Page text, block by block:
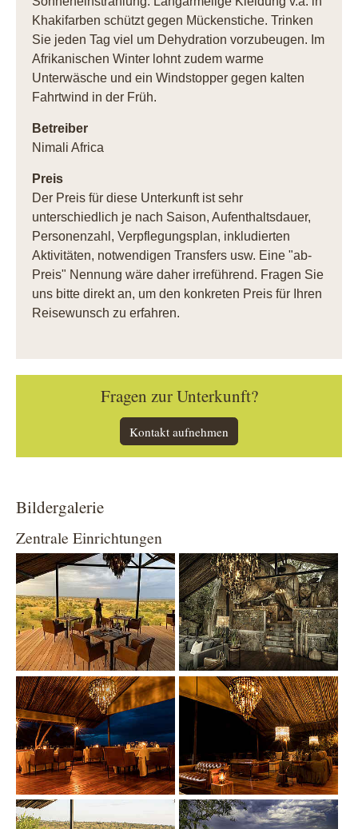
Khakifarben schützt gegen Mückenstiche. Trinken
Sie jeden Tag viel um Dehydration vorzubeugen. Im
Afrikanischen Winter lohnt zudem warme
Unterwäsche und ein Windstopper gegen kalten
Fahrtwind in der Früh.
Betreiber
Nimali Africa
Preis
Der Preis für diese Unterkunft ist sehr
unterschiedlich je nach Saison, Aufenthaltsdauer,
Personenzahl, Verpflegungsplan, inkludierten
Aktivitäten, notwendigen Transfers usw. Eine "ab-
Preis" Nennung wäre daher irreführend. Fragen Sie
uns bitte direkt an, um den konkreten Preis für Ihren
Reisewunsch zu erfahren.
Fragen zur Unterkunft?
Kontakt aufnehmen
Bildergalerie
Zentrale Einrichtungen
Show larger version Show larger version
Show larger version Show larger version
Show larger version Show larger version